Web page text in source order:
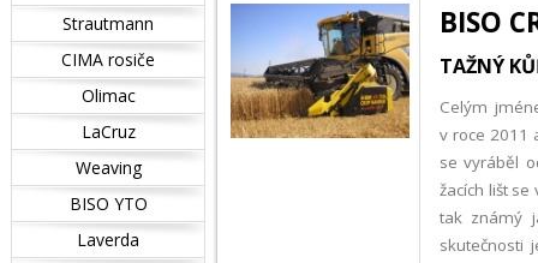
BISO
TAŽNÝ
Celým
v roce 2011
se vyráběl
žacích lišt
tak známý
skutečnosti
Strautmann
CIMA rosiče
Olimac
LaCruz
Weaving
BISO YTO
Laverda